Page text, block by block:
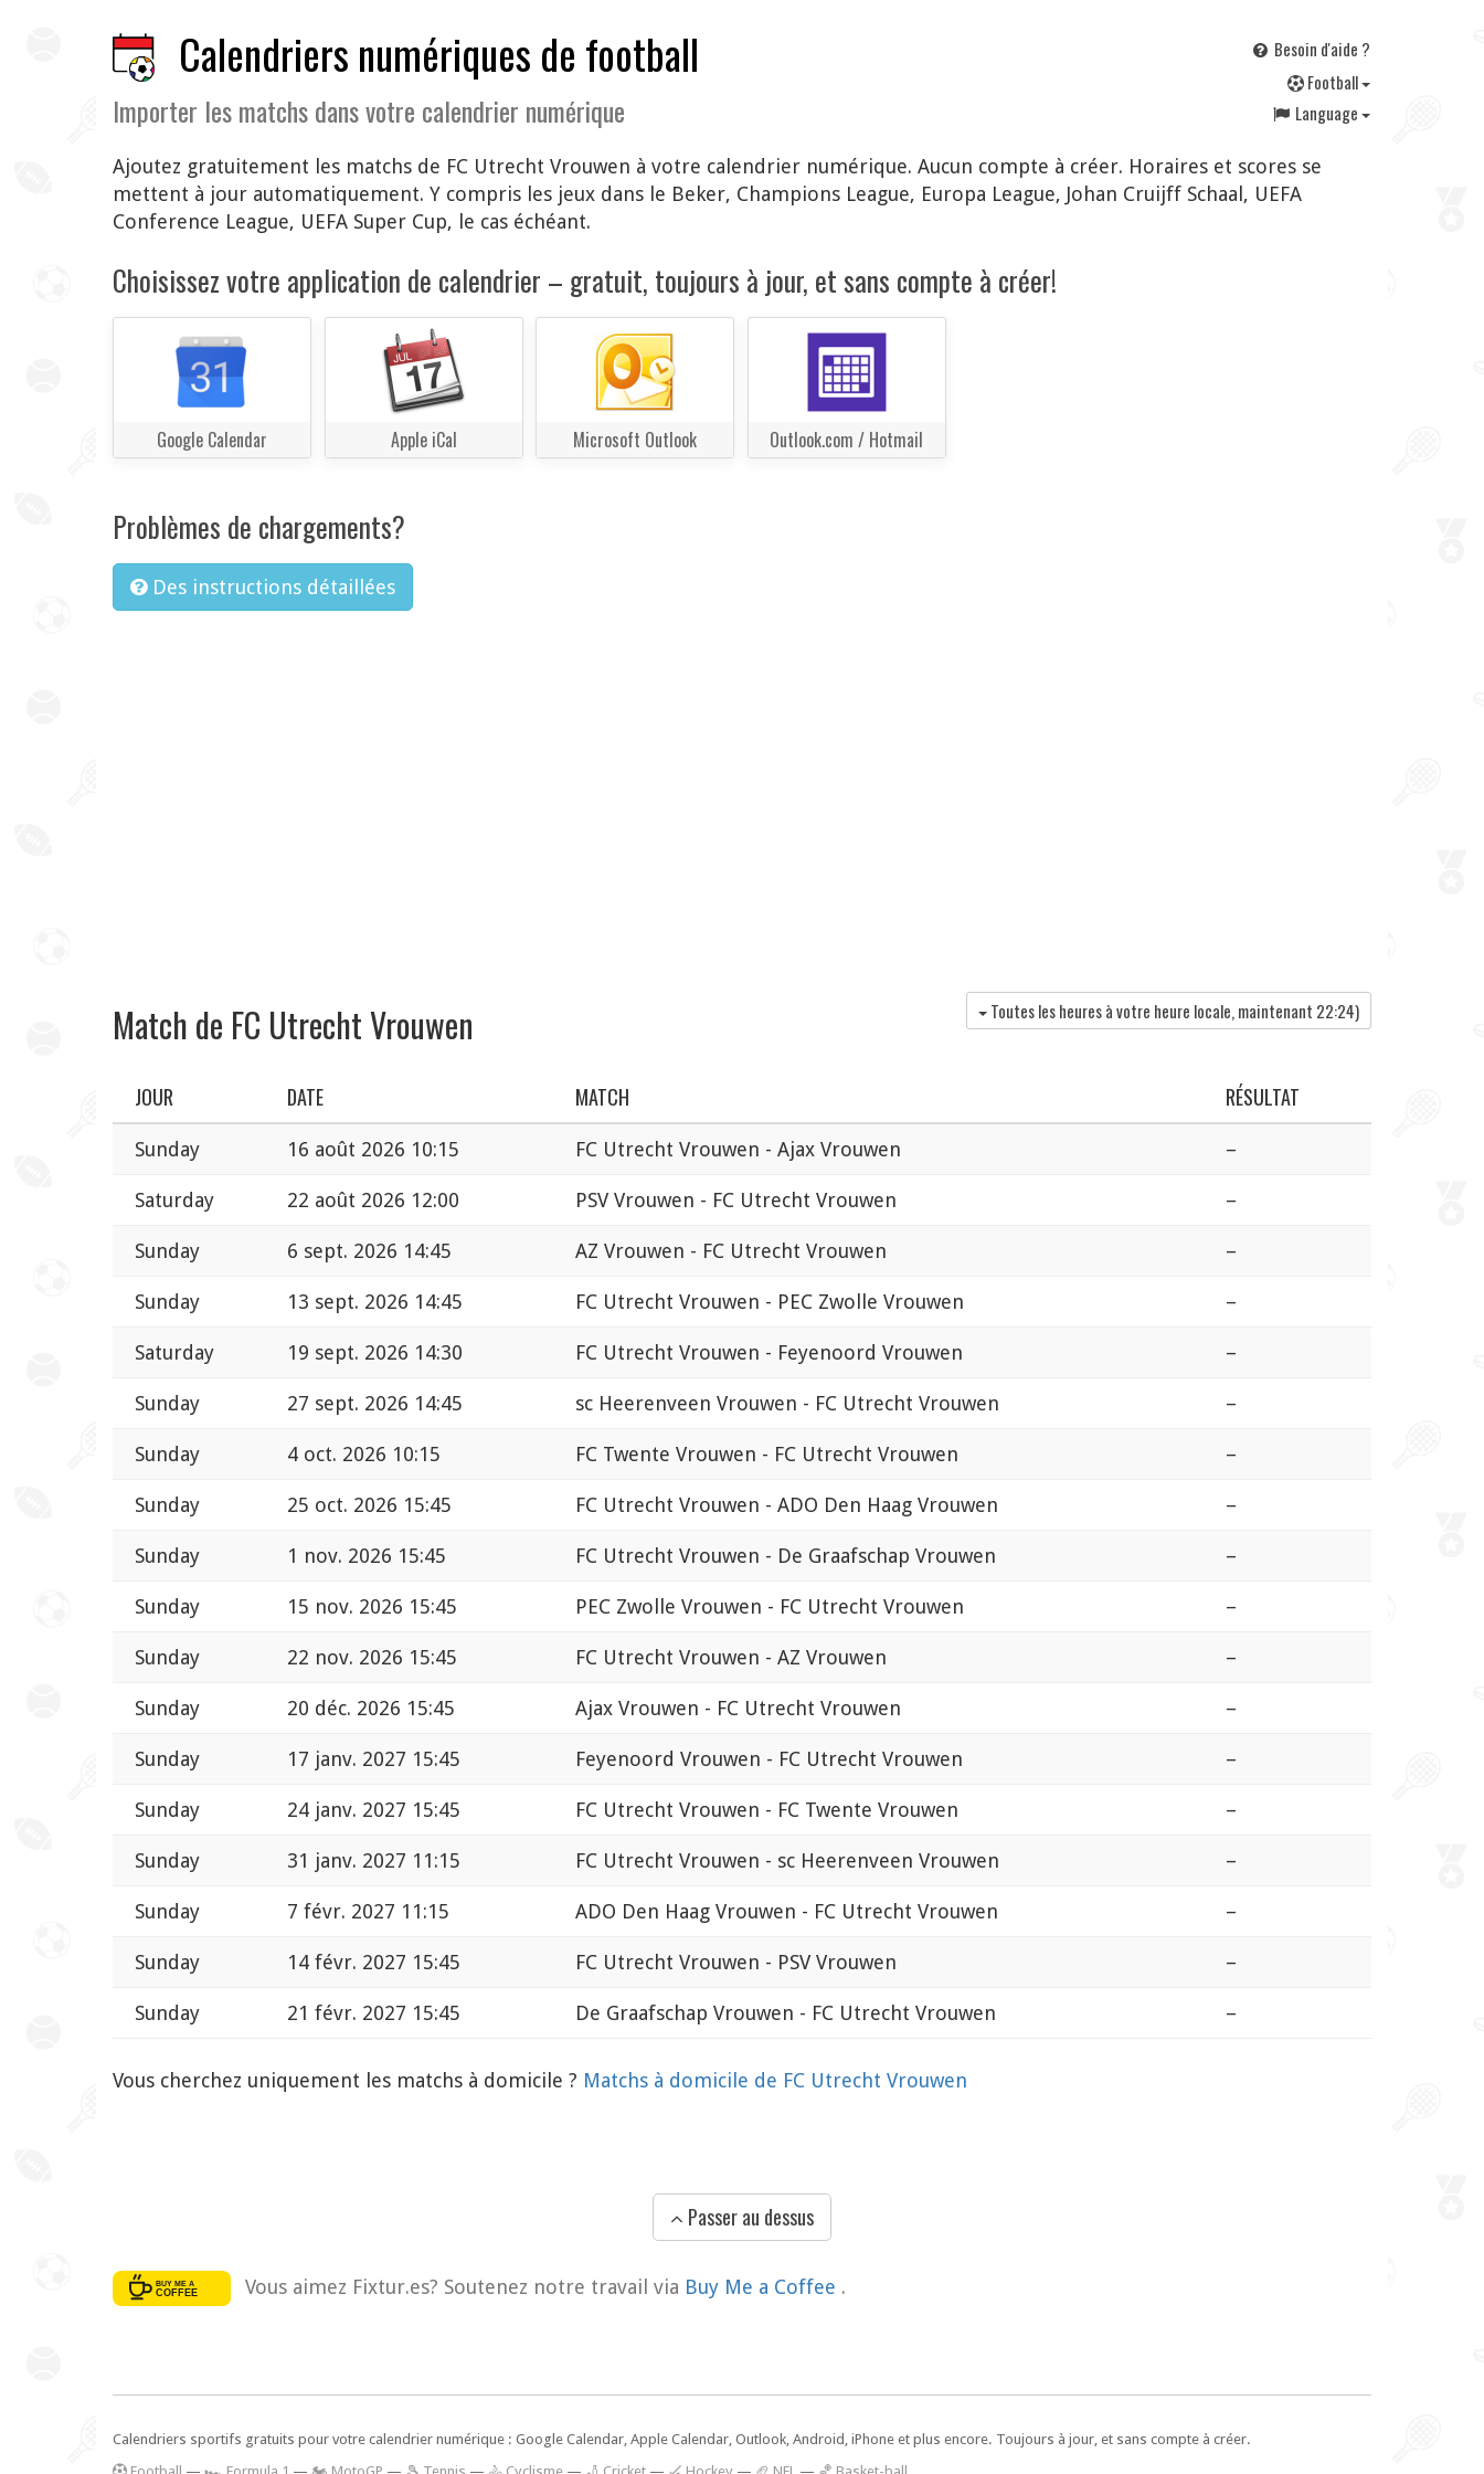
Calendriers numériques de football
Importer les matchs dans votre calendrier numérique
Besoin d'aide ?
Football
Language
Ajoutez gratuitement les matchs de FC Utrecht Vrouwen à votre calendrier numérique. Aucun compte à créer. Horaires et scores se
mettent à jour automatiquement. Y compris les jeux dans le Beker, Champions League, Europa League, Johan Cruijff Schaal, UEFA
Conference League, UEFA Super Cup, le cas échéant.
Choisissez votre application de calendrier – gratuit, toujours à jour, et sans compte à créer!
Google Calendar Apple iCal Microsoft Outlook Outlook.com / Hotmail
Problèmes de chargements?
Des instructions détaillées
Match de FC Utrecht Vrouwen Toutes les heures à votre heure locale, maintenant 22:24)
JOUR DATE MATCH RÉSULTAT
Sunday 16 août 2026 10:15 FC Utrecht Vrouwen - Ajax Vrouwen –
Saturday 22 août 2026 12:00 PSV Vrouwen - FC Utrecht Vrouwen –
Sunday 6 sept. 2026 14:45 AZ Vrouwen - FC Utrecht Vrouwen –
Sunday 13 sept. 2026 14:45 FC Utrecht Vrouwen - PEC Zwolle Vrouwen –
Saturday 19 sept. 2026 14:30 FC Utrecht Vrouwen - Feyenoord Vrouwen –
Sunday 27 sept. 2026 14:45 sc Heerenveen Vrouwen - FC Utrecht Vrouwen –
Sunday 4 oct. 2026 10:15 FC Twente Vrouwen - FC Utrecht Vrouwen –
Sunday 25 oct. 2026 15:45 FC Utrecht Vrouwen - ADO Den Haag Vrouwen –
Sunday 1 nov. 2026 15:45 FC Utrecht Vrouwen - De Graafschap Vrouwen –
Sunday 15 nov. 2026 15:45 PEC Zwolle Vrouwen - FC Utrecht Vrouwen –
Sunday 22 nov. 2026 15:45 FC Utrecht Vrouwen - AZ Vrouwen –
Sunday 20 déc. 2026 15:45 Ajax Vrouwen - FC Utrecht Vrouwen –
Sunday 17 janv. 2027 15:45 Feyenoord Vrouwen - FC Utrecht Vrouwen –
Sunday 24 janv. 2027 15:45 FC Utrecht Vrouwen - FC Twente Vrouwen –
Sunday 31 janv. 2027 11:15 FC Utrecht Vrouwen - sc Heerenveen Vrouwen –
Sunday 7 févr. 2027 11:15 ADO Den Haag Vrouwen - FC Utrecht Vrouwen –
Sunday 14 févr. 2027 15:45 FC Utrecht Vrouwen - PSV Vrouwen –
Sunday 21 févr. 2027 15:45 De Graafschap Vrouwen - FC Utrecht Vrouwen –
Vous cherchez uniquement les matchs à domicile ? Matchs à domicile de FC Utrecht Vrouwen
Passer au dessus
Vous aimez Fixtur.es? Soutenez notre travail via Buy Me a Coffee .
Calendriers sportifs gratuits pour votre calendrier numérique : Google Calendar, Apple Calendar, Outlook, Android, iPhone et plus encore. Toujours à jour, et sans compte à créer.